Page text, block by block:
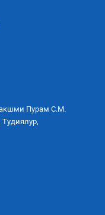
Пурам С.М.
Тудиялур,